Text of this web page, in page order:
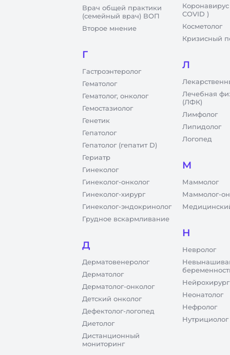
Врач общей практики
(семейный врач) ВОП
Второе мнение
Г
Гастроэнтеролог
Гематолог
Гематолог, онколог
Гемостазиолог
Генетик
Гепатолог
Гепатолог (гепатит D)
Гериатр
Гинеколог
Гинеколог-онколог
Гинеколог-хирург
Гинеколог-эндокринолог
Грудное вскармливание
Д
Дерматовенеролог
Дерматолог
Дерматолог-онколог
Детский онколог
Дефектолог-логопед
Диетолог
Дистанционный
мониторинг
COVID )
Косметолог
Кризисный
Л
Лечебная
(ЛФК)
Лимфолог
Липидолог
Логопед
М
Маммолог
Маммолог-
Н
Невролог
Нейрохирург
Неонатолог
Нефролог
Нутрициолог